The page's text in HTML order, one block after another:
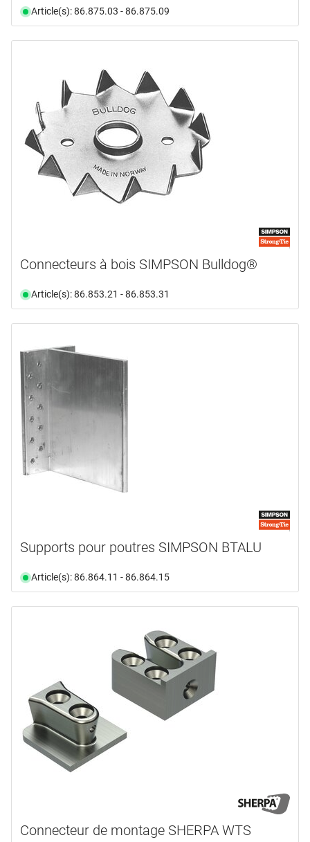
Article(s): 86.875.03 - 86.875.09
Connecteurs à bois SIMPSON Bulldog®
Article(s): 86.853.21 - 86.853.31
Supports pour poutres SIMPSON BTALU
Article(s): 86.864.11 - 86.864.15
Connecteur de montage SHERPA WTS